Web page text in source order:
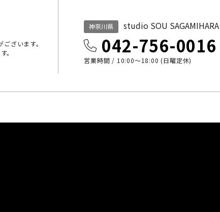
ざいます。
。
神奈川県 studio SOU SAGAMIHARA
042-756-0016
営業時間 / 10:00〜18:00 (日曜定休)